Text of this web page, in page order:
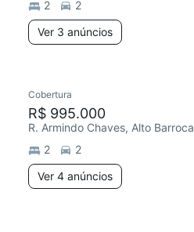
2
2
Ver 3 anúncios
Redecorar
Cobertura
R$ 995.000
R. Armindo Chaves, Alto Barroca
2
2
Ver 4 anúncios